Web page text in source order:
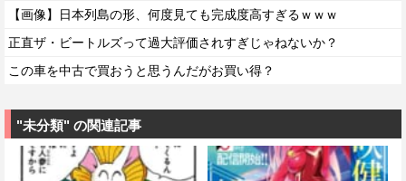
【画像】日本列島の形、何度見ても完成度高すぎるｗｗｗ
正直ザ・ビートルズって過大評価されすぎじゃねないか？
この車を中古で買おうと思うんだがお買い得？
"未分類" の関連記事